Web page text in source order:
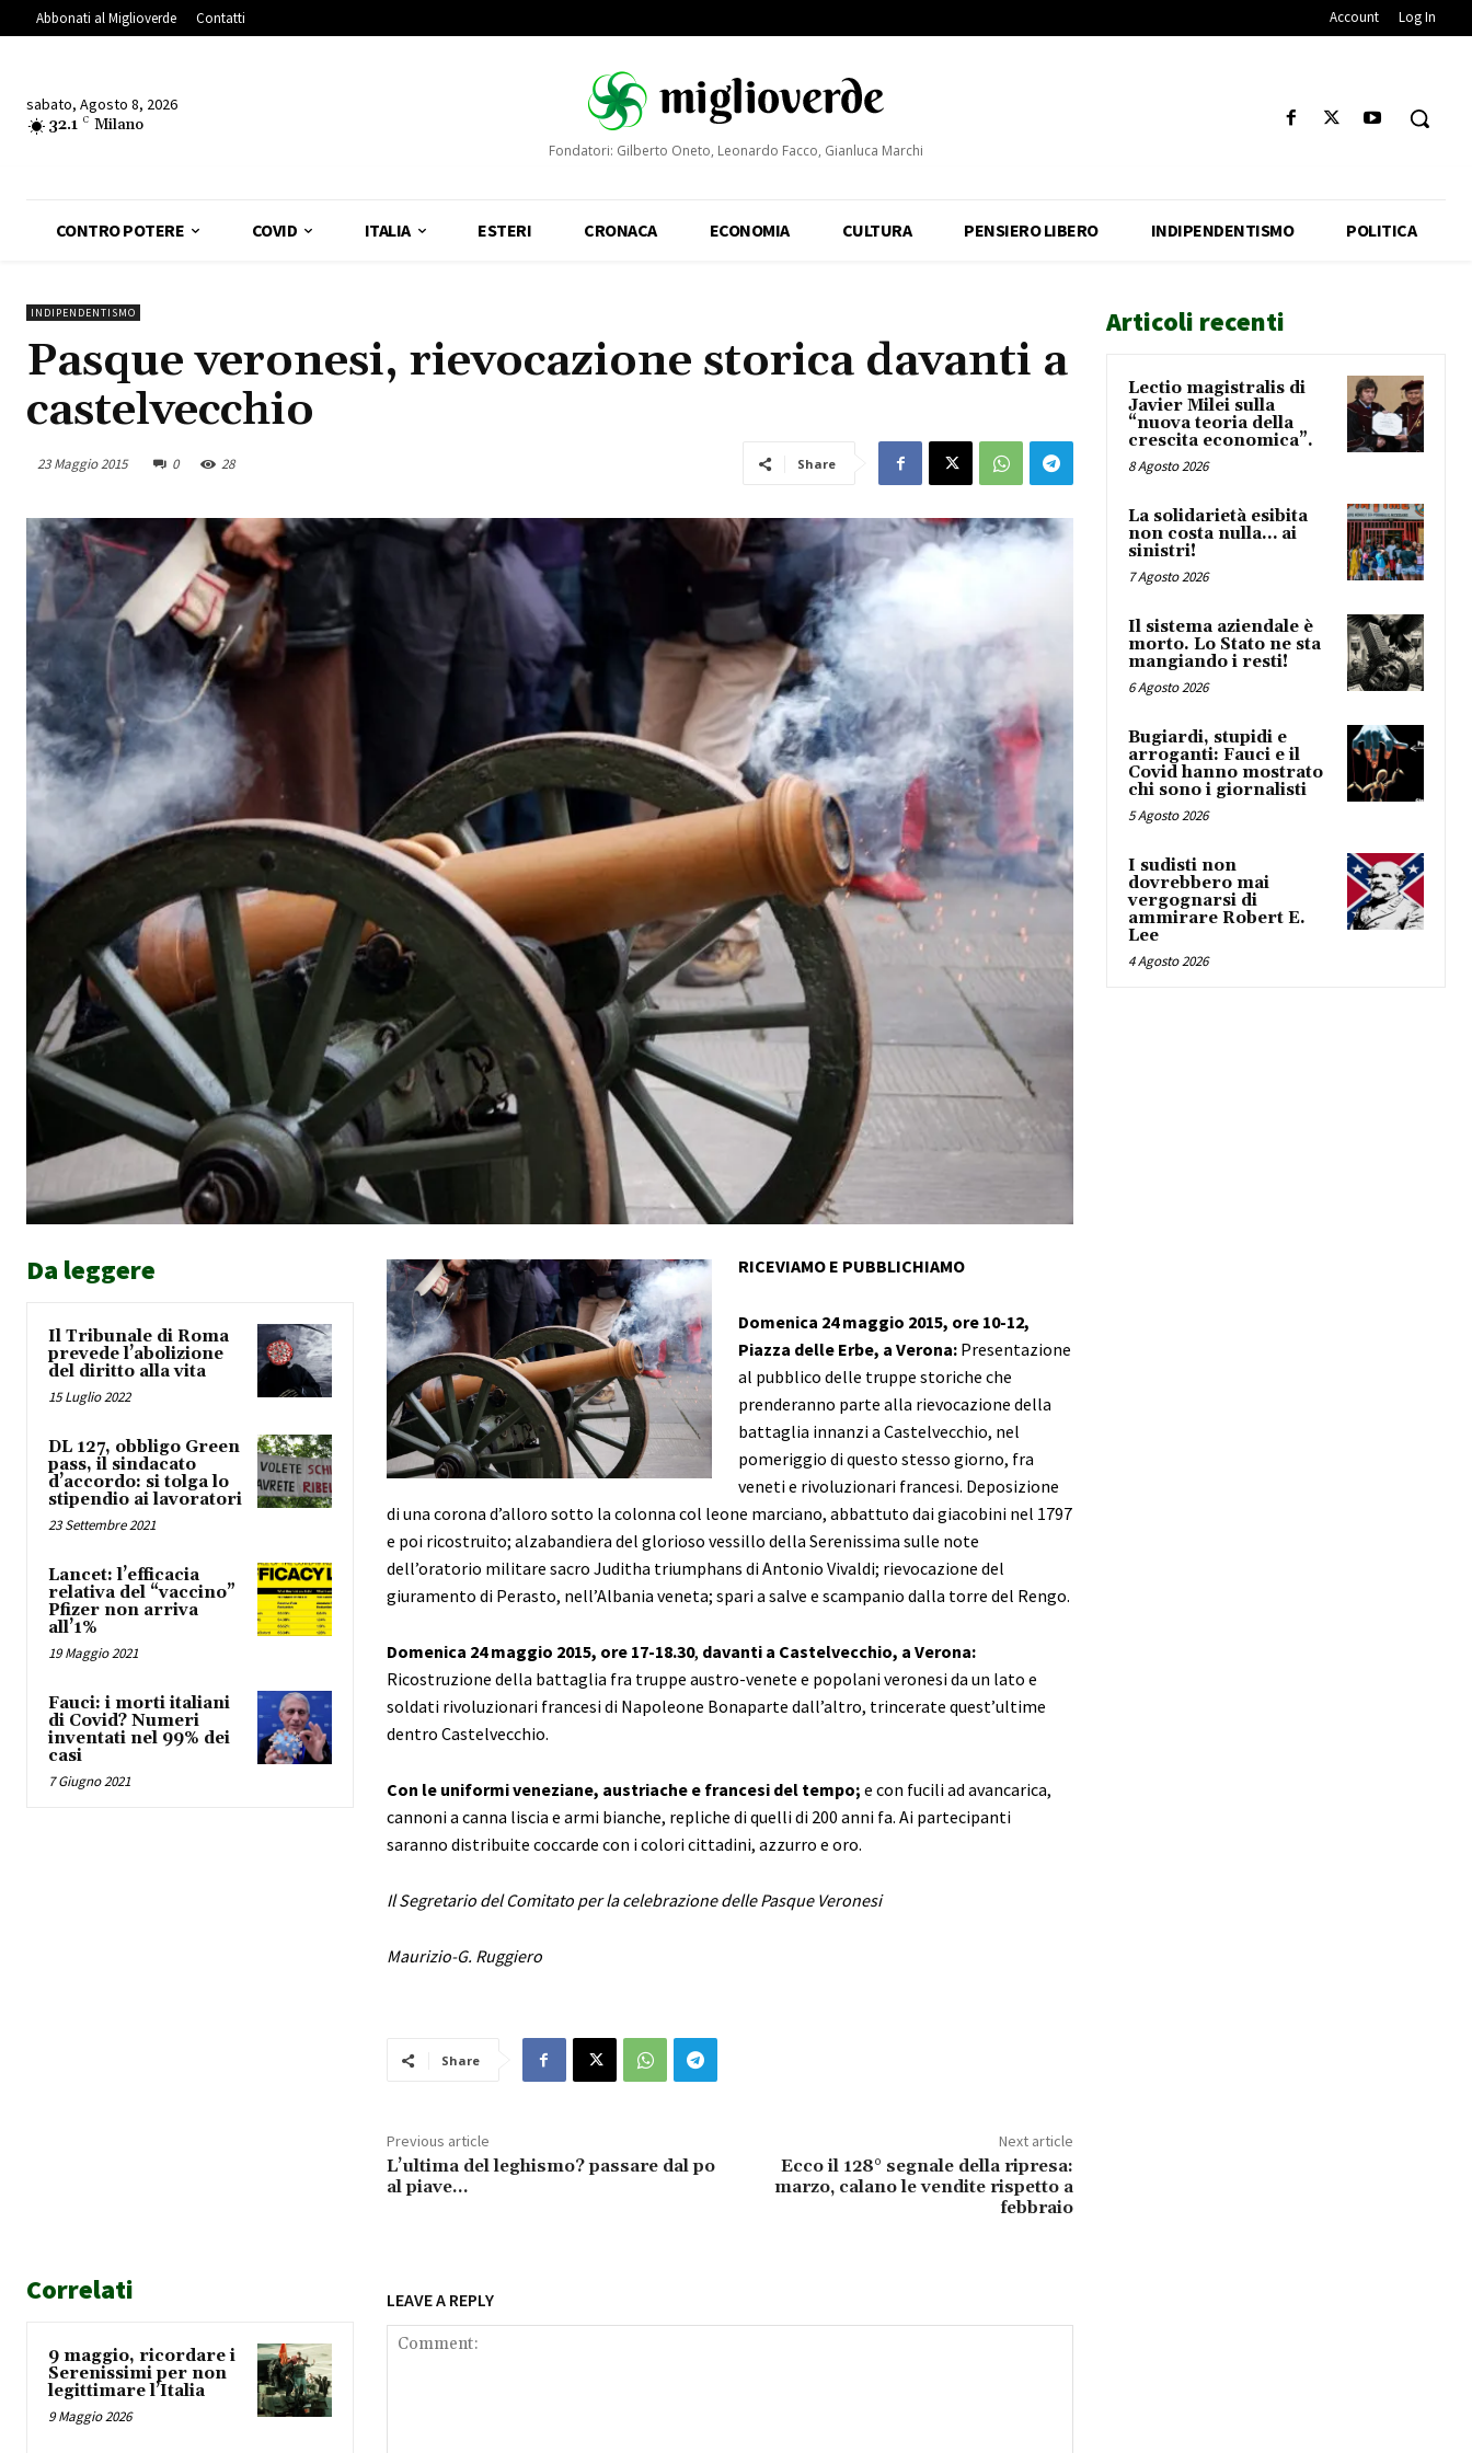
Abbonati al Miglioverde Contatti Account Log In
sabato, Agosto 8, 2026
32.1 C Milano
Fondatori: Gilberto Oneto, Leonardo Facco, Gianluca Marchi
CONTRO POTERE COVID ITALIA ESTERI CRONACA ECONOMIA CULTURA PENSIERO LIBERO INDIPENDENTISMO POLITICA
INDIPENDENTISMO
Pasque veronesi, rievocazione storica davanti a
castelvecchio
23 Maggio 2015 0 28 Share
Da leggere
Il Tribunale di Roma
prevede l’abolizione
del diritto alla vita
15 Luglio 2022
DL 127, obbligo Green
pass, il sindacato
d’accordo: si tolga lo
stipendio ai lavoratori
23 Settembre 2021
Lancet: l’efficacia
relativa del “vaccino”
Pfizer non arriva
all’1%
19 Maggio 2021
Fauci: i morti italiani
di Covid? Numeri
inventati nel 99% dei
casi
7 Giugno 2021
RICEVIAMO E PUBBLICHIAMO
Domenica 24 maggio 2015, ore 10-12,
Piazza delle Erbe, a Verona: Presentazione
al pubblico delle truppe storiche che
prenderanno parte alla rievocazione della
battaglia innanzi a Castelvecchio, nel
pomeriggio di questo stesso giorno, fra
veneti e rivoluzionari francesi. Deposizione
di una corona d’alloro sotto la colonna col leone marciano, abbattuto dai giacobini nel 1797
e poi ricostruito; alzabandiera del glorioso vessillo della Serenissima sulle note
dell’oratorio militare sacro Juditha triumphans di Antonio Vivaldi; rievocazione del
giuramento di Perasto, nell’Albania veneta; spari a salve e scampanio dalla torre del Rengo.
Domenica 24 maggio 2015, ore 17-18.30, davanti a Castelvecchio, a Verona:
Ricostruzione della battaglia fra truppe austro-venete e popolani veronesi da un lato e
soldati rivoluzionari francesi di Napoleone Bonaparte dall’altro, trincerate quest’ultime
dentro Castelvecchio.
Con le uniformi veneziane, austriache e francesi del tempo; e con fucili ad avancarica,
cannoni a canna liscia e armi bianche, repliche di quelli di 200 anni fa. Ai partecipanti
saranno distribuite coccarde con i colori cittadini, azzurro e oro.
Il Segretario del Comitato per la celebrazione delle Pasque Veronesi
Maurizio-G. Ruggiero
Share
Previous article
L’ultima del leghismo? passare dal po
al piave…
Next article
Ecco il 128° segnale della ripresa:
marzo, calano le vendite rispetto a
febbraio
Correlati
9 maggio, ricordare i
Serenissimi per non
legittimare l’Italia
9 Maggio 2026
LEAVE A REPLY
Articoli recenti
Lectio magistralis di
Javier Milei sulla
“nuova teoria della
crescita economica”.
8 Agosto 2026
La solidarietà esibita
non costa nulla… ai
sinistri!
7 Agosto 2026
Il sistema aziendale è
morto. Lo Stato ne sta
mangiando i resti!
6 Agosto 2026
Bugiardi, stupidi e
arroganti: Fauci e il
Covid hanno mostrato
chi sono i giornalisti
5 Agosto 2026
I sudisti non
dovrebbero mai
vergognarsi di
ammirare Robert E.
Lee
4 Agosto 2026